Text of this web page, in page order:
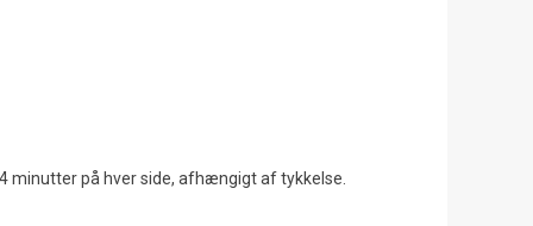
minutter på hver side, afhængigt af tykkelse.